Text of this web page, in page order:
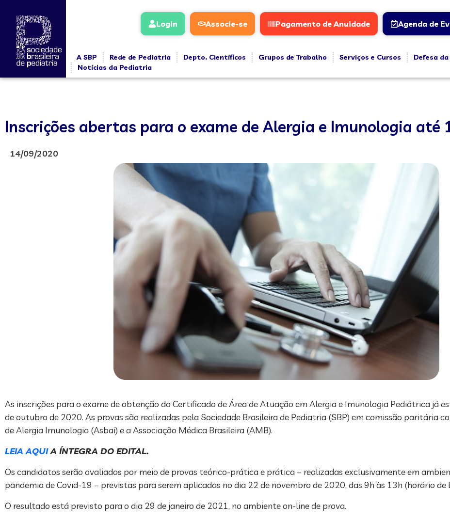
Login Associe-se Pagamento de Anuidade Agenda de
A SBP Rede de Pediatria Depto. Científicos Grupos de Trabalho Serviços e Cursos
Defesa
Notícias da Pediatria
Inscrições abertas para o exame de Alergia e Imunologia até
14/09/2020
As inscrições para o exame de obtenção do Certificado de Área de Atuação em Alergia e Imunologia Pediátrica já
de outubro de 2020. As provas são realizadas pela Sociedade Brasileira de Pediatria (SBP) em comissão paritária
de Alergia Imunologia (Asbai) e a Associação Médica Brasileira (AMB).
LEIA AQUIA ÍNTEGRA DO EDITAL.
Os candidatos serão avaliados por meio de provas teórico-prática e prática – realizadas exclusivamente em
pandemia de Covid-19 – previstas para serem aplicadas no dia 22 de novembro de 2020, das 9h às 13h (horário de
O resultado está previsto para o dia 29 de janeiro de 2021, no ambiente on-line de prova.